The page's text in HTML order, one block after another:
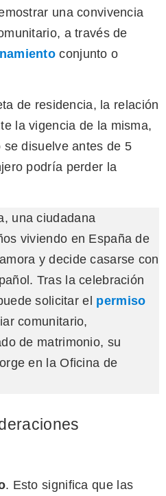
una convivencia
a través de
conjunto o
de residencia, la relación
la vigencia de la misma,
disuelve antes de 5
podría perder la
una ciudadana
viviendo en España de
y decide casarse con
Tras la celebración
solicitar el permiso
comunitario,
de matrimonio, su
en la Oficina de
. Esto significa que las